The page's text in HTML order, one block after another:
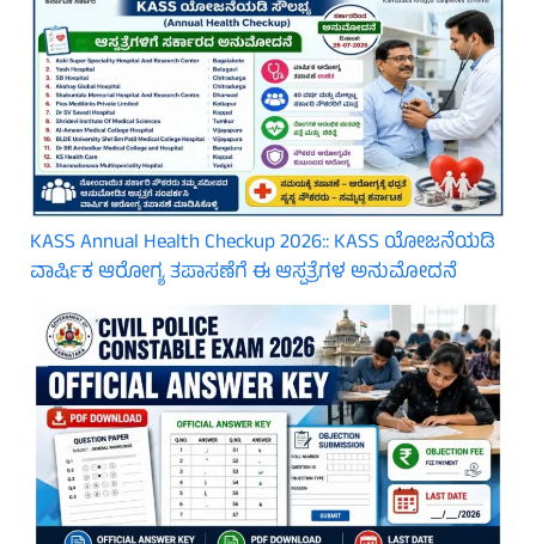
KASS Annual Health Checkup 2026:: KASS ಯೋಜನೆಯಡಿ
ವಾರ್ಷಿಕ ಆರೋಗ್ಯ ತಪಾಸಣೆಗೆ ಈ ಆಸ್ಪತ್ರೆಗಳ ಅನುಮೋದನೆ